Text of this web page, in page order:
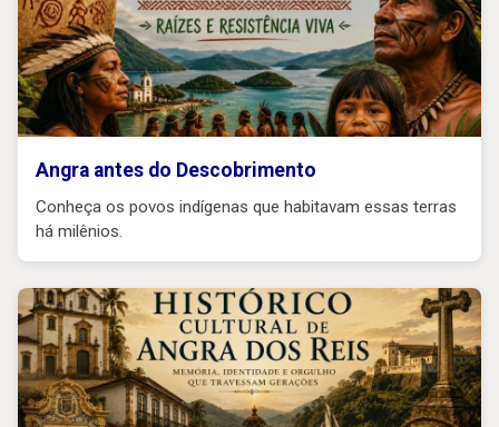
Angra antes do Descobrimento
Conheça os povos indígenas que habitavam essas terras
há milênios.